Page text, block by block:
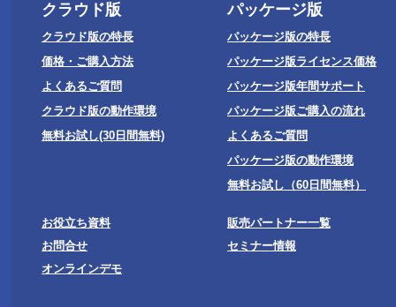
クラウド版
クラウド版の特長
価格・ご購入方法
よくあるご質問
クラウド版の動作環境
無料お試し(30日間無料)
パッケージ版
パッケージ版の特長
パッケージ版ライセンス価格
パッケージ版年間サポート
パッケージ版ご購入の流れ
よくあるご質問
パッケージ版の動作環境
無料お試し（60日間無料）
お役立ち資料
販売パートナー一覧
お問合せ
セミナー情報
オンラインデモ